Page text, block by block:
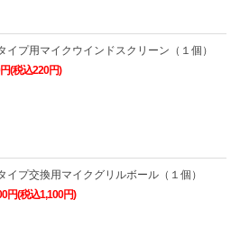
イプ用マイクウインドスクリーン（１個）
(税込220円)
イプ交換用マイクグリルボール（１個）
円(税込1,100円)